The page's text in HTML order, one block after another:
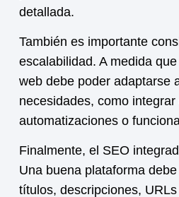
detallada.
También es importante
escalabilidad. A medida
web debe poder adaptarse
necesidades, como
automatizaciones o
Finalmente, el SEO
Una buena plataforma
títulos, descripciones,